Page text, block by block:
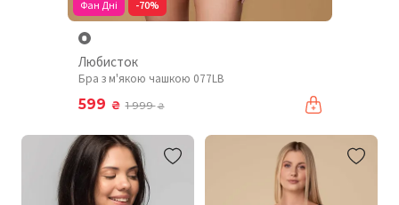
Фан Дні -70%
Любисток
Бра з м'якою чашкою 077LB
599 ₴ 1 999₴